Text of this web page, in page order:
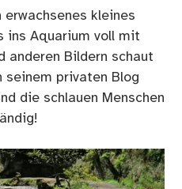
kleines
ins Aquarium voll mit
anderen Bildern schaut
seinem privaten Blog
die schlauen Menschen